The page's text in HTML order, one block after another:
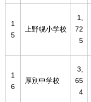
1
5
上野幌小学校
1,
72
5
1
6
厚別中学校
3,
65
4